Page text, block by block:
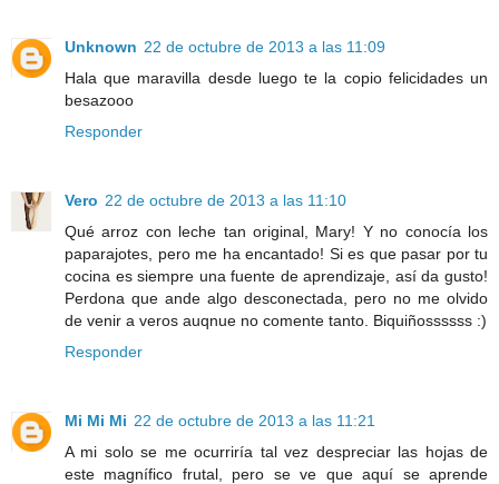
Unknown 22 de octubre de 2013 a las 11:09
Hala que maravilla desde luego te la copio felicidades un
besazooo
Responder
Vero 22 de octubre de 2013 a las 11:10
Qué arroz con leche tan original, Mary! Y no conocía los
paparajotes, pero me ha encantado! Si es que pasar por tu
cocina es siempre una fuente de aprendizaje, así da gusto!
Perdona que ande algo desconectada, pero no me olvido
de venir a veros auqnue no comente tanto. Biquiñossssss :)
Responder
Mi Mi Mi 22 de octubre de 2013 a las 11:21
A mi solo se me ocurriría tal vez despreciar las hojas de
este magnífico frutal, pero se ve que aquí se aprende